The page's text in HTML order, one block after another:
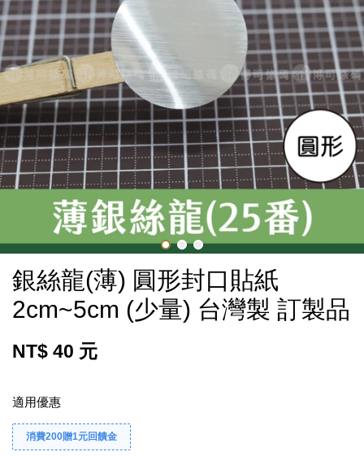
銀絲龍(薄) 圓形封口貼紙
2cm~5cm (少量) 台灣製 訂製品
NT$ 40 元
適用優惠
消費200贈1元回饋金